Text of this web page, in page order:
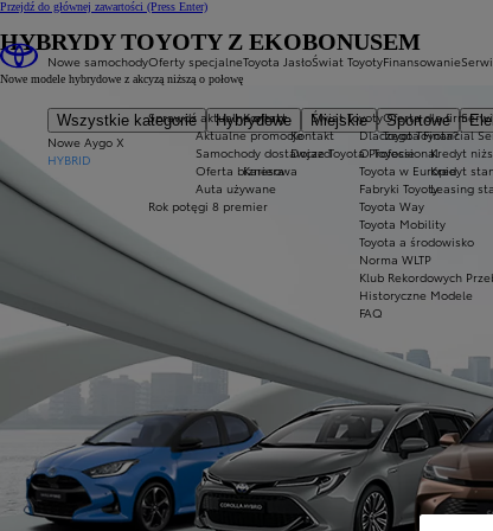
Przejdź do głównej zawartości (Press Enter)
Nowe samochody
Wszystkie kategorie Hybrydowe Miejskie Sportowe
Nowe Aygo X
HYBRID
Oferty specjalne
Sprawdź aktualne oferty
Aktualne promocje
Samochody dostawcze Toyota Professional
Oferta biznesowa
Auta używane
Rok potęgi 8 premier
Toyota Jasło
Kontakt
Kontakt
Dojazd
Kariera
Świat Toyoty
Świat Toyoty
Dlaczego Toyota?
O Toyocie
Toyota w Europie
Fabryki Toyoty
Toyota Way
Toyota Mobility
Toyota a środowisko
Norma WLTP
Klub Rekordowych
Historyczne Modele
FAQ
Finansowanie
Oferta dla firm
Toyota Financial
Kredyt
Kredyt
Leasing
HYBRYDY TOYOTY Z EKOBONUSEM
Nowe modele hybrydowe z akcyzą niższą o połowę